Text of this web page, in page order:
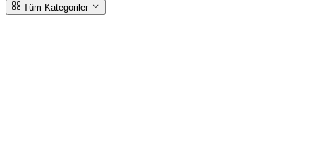
Tüm Kategoriler